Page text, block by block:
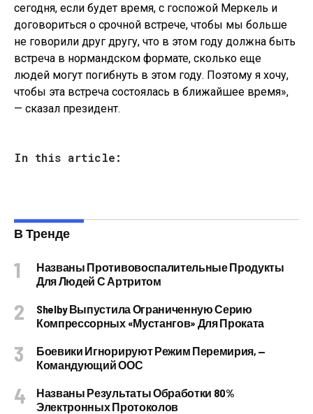
сегодня, если будет время, с госпожой Меркель и
договориться о срочной встрече, чтобы мы больше
не говорили друг другу, что в этом году должна быть
встреча в нормандском формате, сколько еще
людей могут погибнуть в этом году. Поэтому я хочу,
чтобы эта встреча состоялась в ближайшее время»,
— сказал президент.
In this article:
В Тренде
Названы Противовоспалительные Продукты
Для Людей С Артритом
Shelby Выпустила Ограниченную Серию
Компрессорных «Мустангов» Для Проката
Боевики Игнорируют Режим Перемирия, —
Командующий ООС
Названы Результаты Обработки 80%
Электронных Протоколов